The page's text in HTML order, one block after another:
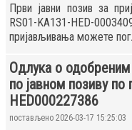
Први јавни позив за
RS01-KA131-HED-
пријављивања можете
Одлука о
по јавном позиву по
HED000227386
постављено 2026-03-17 15:25:03